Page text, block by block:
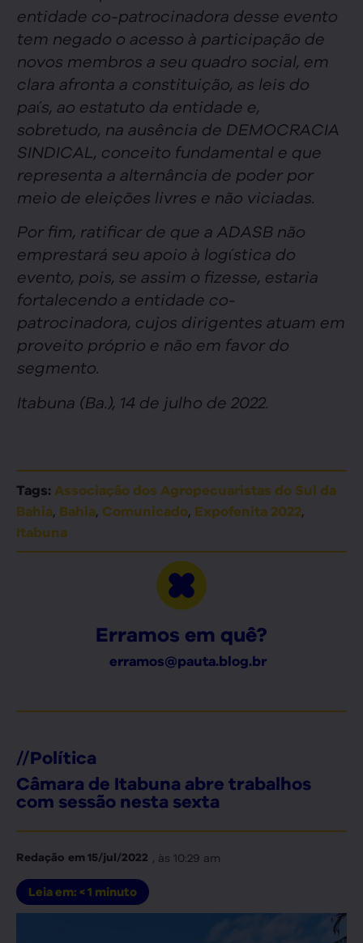
entidade co-patrocinadora desse evento
tem negado o acesso à participação de
novos membros a seu quadro social, em
clara afronta a constituição, as leis do
país, ao estatuto da entidade e,
sobretudo, na ausência de DEMOCRACIA
SINDICAL, conceito fundamental e que
representa a alternância de poder por
meio de eleições livres e não viciadas.
Por fim, ratificar de que a ADASB não
emprestará seu apoio à logística do
evento, pois, se assim o fizesse, estaria
fortalecendo a entidade co-
patrocinadora, cujos dirigentes atuam em
proveito próprio e não em favor do
segmento.
Itabuna (Ba.), 14 de julho de 2022.
Tags: Associação dos Agropecuaristas do Sul da
Bahia, Bahia, Comunicado, Expofenita 2022,
Itabuna
Erramos em quê?
erramos@pauta.blog.br
//Política
Câmara de Itabuna abre trabalhos
com sessão nesta sexta
Redação em15/jul/2022 , às 10:29 am
Leia em: < 1 minuto